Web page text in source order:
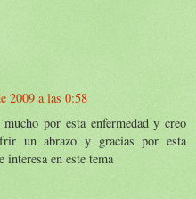
2009 a las 0:58
por esta enfermedad y creo
un abrazo y gracias por esta
interesa en este tema